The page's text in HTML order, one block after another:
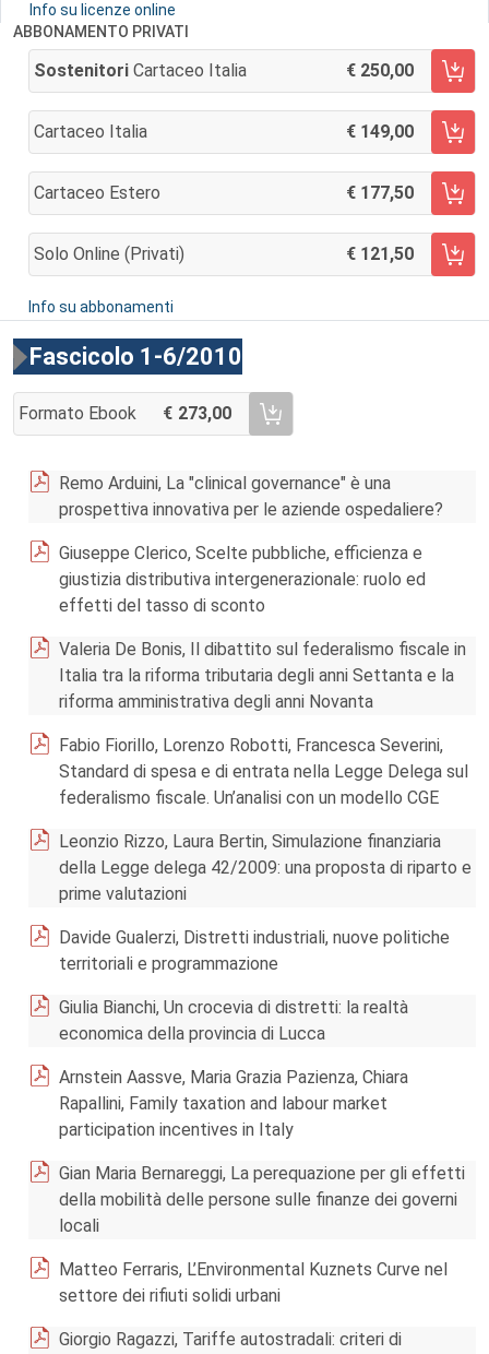
Info su licenze online
ABBONAMENTO PRIVATI
Sostenitori Cartaceo Italia 250,00
AGGIUNGI AL CARRELLO
Cartaceo Italia 149,00
AGGIUNGI AL CARRELLO
Cartaceo Estero 177,50
AGGIUNGI AL CARRELLO
Solo Online (privati) 121,50
AGGIUNGI AL CARRELLO
Info su abbonamenti
Fascicolo 1-6/2010
Formato Ebook 273,00
AGGIUNGI AL CARRELLO FASCICOLO 1-6/2010
Remo Arduini, La "clinical governance" è una
prospettiva innovativa per le aziende ospedaliere?
Giuseppe Clerico, Scelte pubbliche, efficienza e
giustizia distributiva intergenerazionale: ruolo ed
effetti del tasso di sconto
Valeria De Bonis, Il dibattito sul federalismo fiscale in
Italia tra la riforma tributaria degli anni Settanta e la
riforma amministrativa degli anni Novanta
Fabio Fiorillo, Lorenzo Robotti, Francesca Severini,
Standard di spesa e di entrata nella Legge Delega sul
federalismo fiscale. Un’analisi con un modello CGE
Leonzio Rizzo, Laura Bertin, Simulazione finanziaria
della Legge delega 42/2009: una proposta di riparto e
prime valutazioni
Davide Gualerzi, Distretti industriali, nuove politiche
territoriali e programmazione
Giulia Bianchi, Un crocevia di distretti: la realtà
economica della provincia di Lucca
Arnstein Aassve, Maria Grazia Pazienza, Chiara
Rapallini, Family taxation and labour market
participation incentives in Italy
Gian Maria Bernareggi, La perequazione per gli effetti
della mobilità delle persone sulle finanze dei governi
locali
Matteo Ferraris, L’Environmental Kuznets Curve nel
settore dei rifiuti solidi urbani
Giorgio Ragazzi, Tariffe autostradali: criteri di